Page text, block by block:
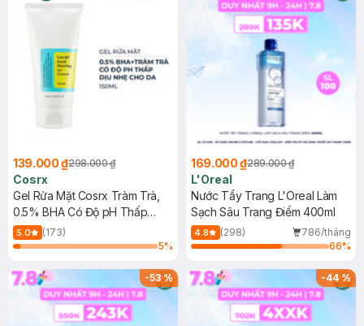
139.000 ₫298.000 ₫
Cosrx
Gel Rửa Mặt Cosrx Tràm Trà,
0.5% BHA Có Độ pH Thấp
150ml
5.0
(173)
5%
169.000 ₫289.000 ₫
L'Oreal
Nước Tẩy Trang L'Oreal Làm
Sạch Sâu Trang Điểm 400ml
4.8 (298)
786/tháng
66%
-53% -44%